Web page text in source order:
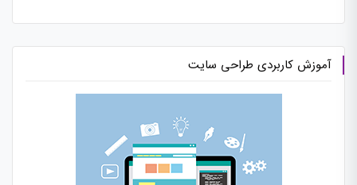
آموزش کاربردی طراحی سایت